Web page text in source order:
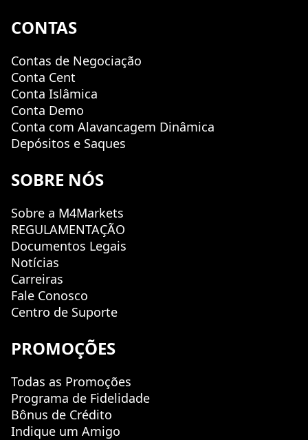
CONTAS
Contas de Negociação
Conta Cent
Conta Islâmica
Conta Demo
Conta com Alavancagem Dinâmica
Depósitos e Saques
SOBRE NÓS
Sobre a M4Markets
REGULAMENTAÇÃO
Documentos Legais
Notícias
Carreiras
Fale Conosco
Centro de Suporte
PROMOÇÕES
Todas as Promoções
Programa de Fidelidade
Bônus de Crédito
Indique um Amigo